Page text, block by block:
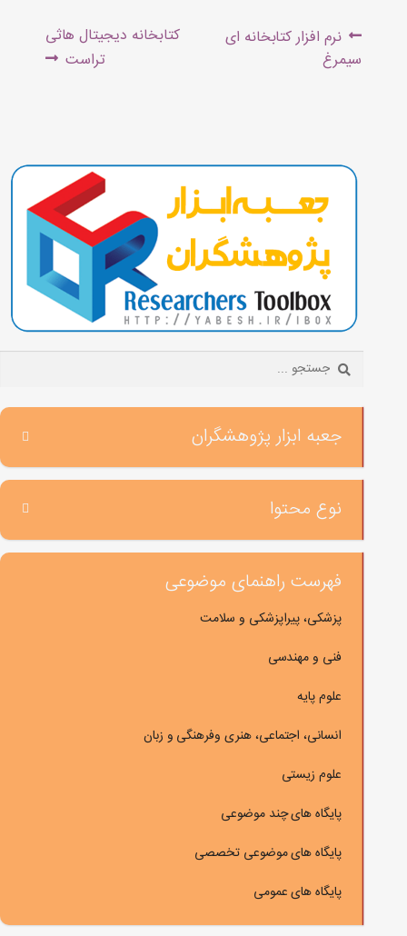
راهبری
نوشته
Previous
post:
نرم افزار کتابخانه ای
سیمرغ
Next
کتابخانه دیجیتال هاثی
تراست
Search:
جعبه ابزار پژوهشگران
نوع محتوا
فهرست راهنمای موضوعی
پزشکی، پیراپزشکی و سلامت
فنی و مهندسی
علوم پایه
انسانی، اجتماعی، هنری وفرهنگی و زبان
علوم زیستی
پایگاه های چند موضوعی
پایگاه های موضوعی تخصصی
پایگاه های عمومی